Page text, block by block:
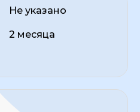
Не указано
2 месяца